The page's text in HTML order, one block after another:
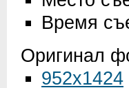
Время
Оригинал
952x1424